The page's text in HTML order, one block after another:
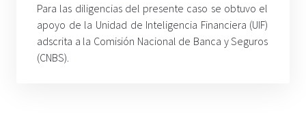
Para las diligencias del presente caso se obtuvo el
apoyo de la Unidad de Inteligencia Financiera (UIF)
adscrita a la Comisión Nacional de Banca y Seguros
(CNBS).